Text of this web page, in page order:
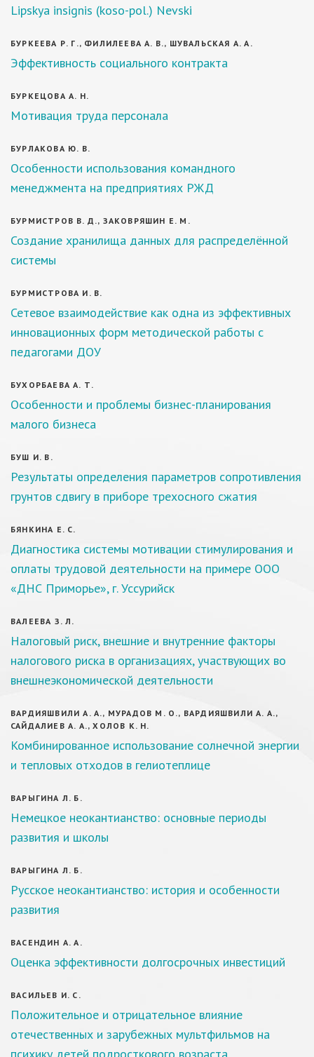
Lipskya insignis (koso-pol.) Nevski
БУРКЕЕВА Р. Г., ФИЛИЛЕЕВА А. В., ШУВАЛЬСКАЯ А. А.
Эффективность социального контракта
БУРКЕЦОВА А. Н.
Мотивация труда персонала
БУРЛАКОВА Ю. В.
Особенности использования командного
менеджмента на предприятиях РЖД
БУРМИСТРОВ В. Д., ЗАКОВРЯШИН Е. М.
Создание хранилища данных для распределённой
системы
БУРМИСТРОВА И. В.
Сетевое взаимодействие как одна из эффективных
инновационных форм методической работы с
педагогами ДОУ
БУХОРБАЕВА А. Т.
Особенности и проблемы бизнес-планирования
малого бизнеса
БУШ И. В.
Результаты определения параметров сопротивления
грунтов сдвигу в приборе трехосного сжатия
БЯНКИНА Е. С.
Диагностика системы мотивации стимулирования и
оплаты трудовой деятельности на примере ООО
«ДНС Приморье», г. Уссурийск
ВАЛЕЕВА З. Л.
Налоговый риск, внешние и внутренние факторы
налогового риска в организациях, участвующих во
внешнеэкономической деятельности
ВАРДИЯШВИЛИ А. А., МУРАДОВ М. О., ВАРДИЯШВИЛИ А. А.,
САЙДАЛИЕВ А. А., ХОЛОВ К. Н.
Комбинированное использование солнечной энергии
и тепловых отходов в гелиотеплице
ВАРЫГИНА Л. Б.
Немецкое неокантианство: основные периоды
развития и школы
ВАРЫГИНА Л. Б.
Русское неокантианство: история и особенности
развития
ВАСЕНДИН А. А.
Оценка эффективности долгосрочных инвестиций
ВАСИЛЬЕВ И. С.
Положительное и отрицательное влияние
отечественных и зарубежных мультфильмов на